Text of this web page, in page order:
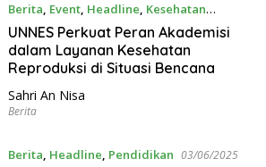
Berita Event, Headline Kesehatan
30/07/2025
UNNES Perkuat Peran Akademisi
dalam Layanan Kesehatan
Reproduksi di Situasi Bencana
Sahri An Nisa
Berita
Berita Headline Pendidikan 03/06/2025